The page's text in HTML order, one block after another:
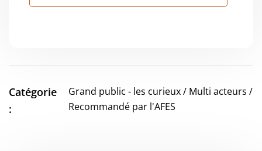
Catégorie
:
Grand public - les curieux / Multi acteurs /
Recommandé par l'AFES